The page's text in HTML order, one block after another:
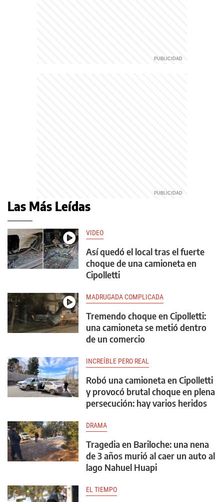
Las Más Leídas
VIDEO
Así quedó el local tras el fuerte
choque de una camioneta en
Cipolletti
MADRUGADA COMPLICADA
Tremendo choque en Cipolletti:
una camioneta se metió dentro
de un comercio
INCREÍBLE PERO REAL
Robó una camioneta en Cipolletti
y provocó brutal choque en plena
persecución: hay varios heridos
DRAMA
Tragedia en Bariloche: una nena
de 3 años murió al caer un auto al
lago Nahuel Huapi
EL TIEMPO